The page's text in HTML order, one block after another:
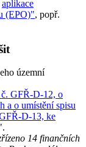
aplikace
(EPO)", popř.
územní
GFŘ-D-12, o
a o umístění spisu
D-13, ke
14 finančních